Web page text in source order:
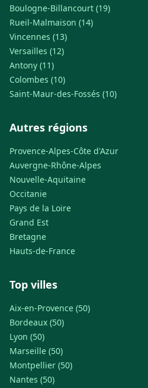
Boulogne-Billancourt (19)
Rueil-Malmaison (14)
Vincennes (13)
Versailles (12)
Antony (11)
Colombes (10)
Saint-Maur-des-Fossés (10)
Autres régions
Provence-Alpes-Côte d'Azur
Auvergne-Rhône-Alpes
Nouvelle-Aquitaine
Occitanie
Pays de la Loire
Grand Est
Bretagne
Hauts-de-France
Top villes
Aix-en-Provence (50)
Bordeaux (50)
Lyon (50)
Marseille (50)
Montpellier (50)
Nantes (50)